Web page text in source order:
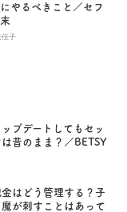
やるべきこと／セフ
佳子
プデートしてもセッ
昔のまま？／BETSY
金はどう管理する？子
魔が刺すことはあって